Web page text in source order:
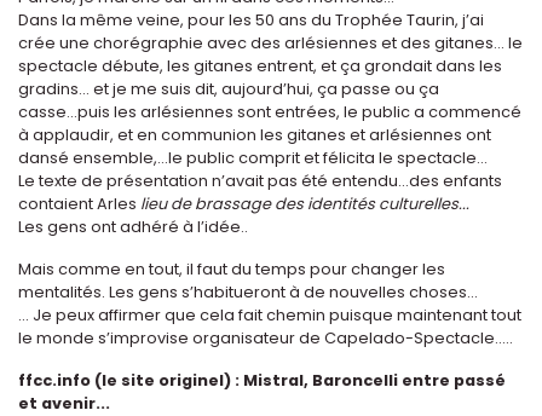
Dans la même veine, pour les 50 ans du Trophée Taurin, j’ai
crée une chorégraphie avec des arlésiennes et des gitanes… le
spectacle débute, les gitanes entrent, et ça grondait dans les
gradins... et je me suis dit, aujourd’hui, ça passe ou ça
casse...puis les arlésiennes sont entrées, le public a commencé
à applaudir, et en communion les gitanes et arlésiennes ont
dansé ensemble,…le public comprit et félicita le spectacle...
Le texte de présentation n’avait pas été entendu…des enfants
contaient Arles lieu de brassage des identités culturelles...
Les gens ont adhéré à l’idée..
Mais comme en tout, il faut du temps pour changer les
mentalités. Les gens s’habitueront à de nouvelles choses...
… Je peux affirmer que cela fait chemin puisque maintenant tout
le monde s’improvise organisateur de Capelado-Spectacle…..
ffcc.info (le site originel) : Mistral, Baroncelli entre passé
et avenir...